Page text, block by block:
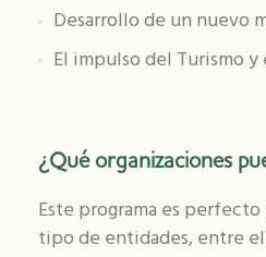
Desarrollo de un nuevo
El impulso del Turismo y
¿Qué organizaciones
Este programa es
tipo de entidades, entre